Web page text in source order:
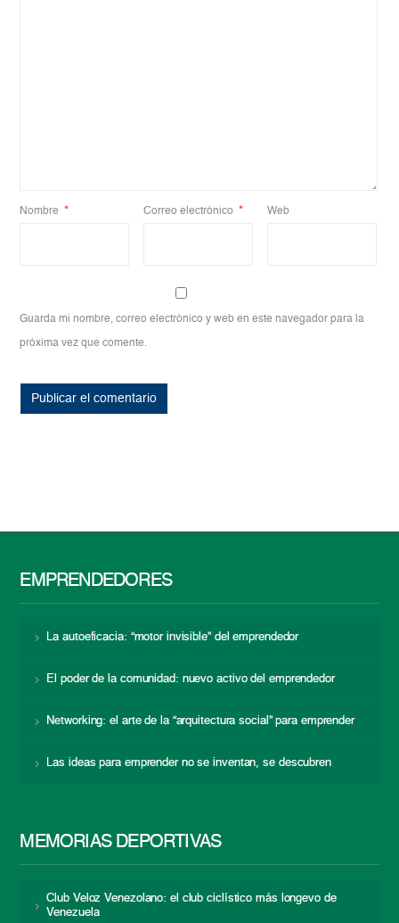
Nombre * Correo electrónico * Web
Guarda mi nombre, correo electrónico y web en este navegador para la
próxima vez que comente.
EMPRENDEDORES
La autoeficacia: “motor invisible” del emprendedor
El poder de la comunidad: nuevo activo del emprendedor
Networking: el arte de la “arquitectura social” para emprender
Las ideas para emprender no se inventan, se descubren
MEMORIAS DEPORTIVAS
Club Veloz Venezolano: el club ciclístico más longevo de
Venezuela